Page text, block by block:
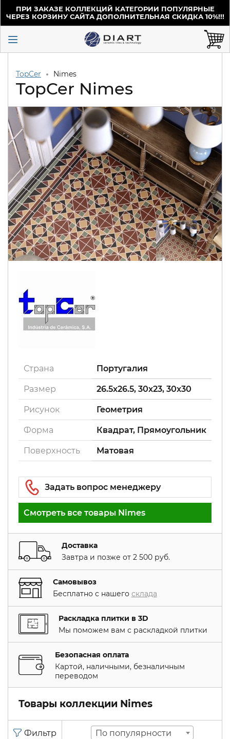
ПРИ ЗАКАЗЕ КОЛЛЕКЦИЙ КАТЕГОРИИ ПОПУЛЯРНЫЕ
ЧЕРЕЗ КОРЗИНУ САЙТА ДОПОЛНИТЕЛЬНАЯ СКИДКА 10%!!!
TopCer Nimes
TopCer Nimes
Страна Португалия
Размер 26.5x26.5, 30x23, 30x30
Рисунок Геометрия
Форма Квадрат, Прямоугольник
Поверxность Матовая
Смотреть все товары Nimes
Доставка
Завтра и позже от 2 500 руб.
Самовывоз
Бесплатно с нашего склада
Раскладка плитки в 3D
Мы поможем вам с раскладкой плитки
Безопасная оплата
Картой, наличными, безналичным
переводом
Товары коллекции Nimes
По популярности